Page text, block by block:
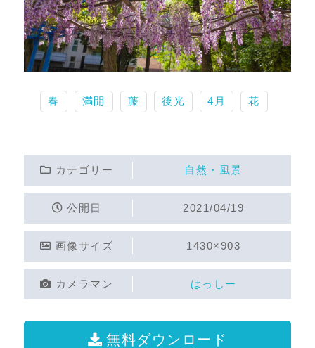
春 満開 藤 後光 4月 花
カテゴリー 自然・風景
公開日 2021/04/19
画像サイズ 1430×903
カメラマン はっしー
無料ダウンロード